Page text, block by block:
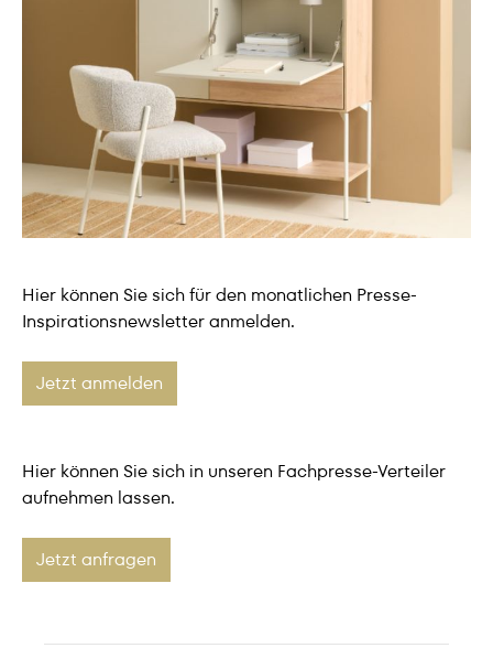
Hier können Sie sich für den monatlichen Presse-
Inspirationsnewsletter anmelden.
Jetzt anmelden
Hier können Sie sich in unseren Fachpresse-Verteiler
aufnehmen lassen.
Jetzt anfragen